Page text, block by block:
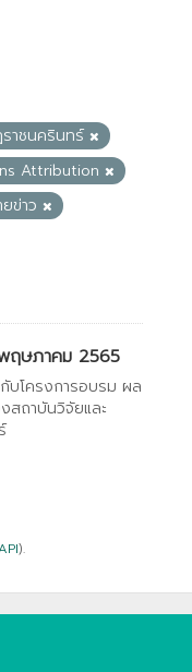
าชนครินทร์
Attribution
ข่าว
ฤษภาคม 2565
บโครงการอบรม ผล
สถาบันวิจัยและ
).